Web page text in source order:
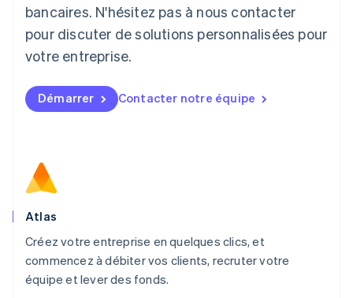
bancaires. N'hésitez pas à nous contacter
pour discuter de solutions personnalisées pour
votre entreprise.
Démarrer Contacter notre équipe
Atlas
Créez votre entreprise en quelques clics, et
commencez à débiter vos clients, recruter votre
équipe et lever des fonds.
Lituanie
Luxembourg
FrançaisDeutschEnglish
English简体中文
Malte
English
Nouvelle-Zélande
English
NederlandsEnglish
Pologne
English